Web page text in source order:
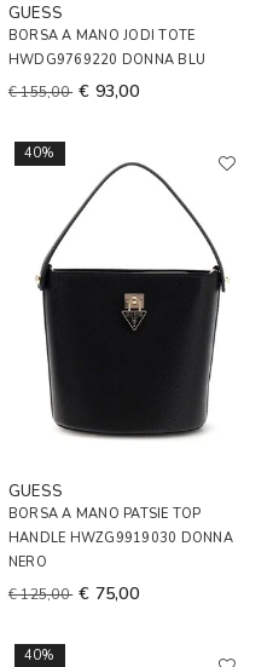
GUESS
BORSA A MANO JODI TOTE
HWDG9769220 DONNA BLU
€ 155,00 € 93,00
40%
GUESS
BORSA A MANO PATSIE TOP
HANDLE HWZG9919030 DONNA
NERO
€ 125,00 € 75,00
40%